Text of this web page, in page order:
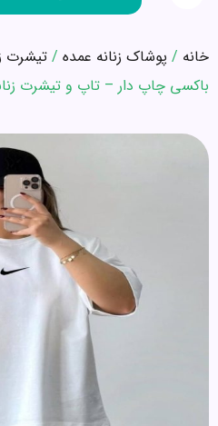
خانه / پوشاک زنانه عمده /تیشرت
باکسی چاپ دار – تاپ و تیشرت